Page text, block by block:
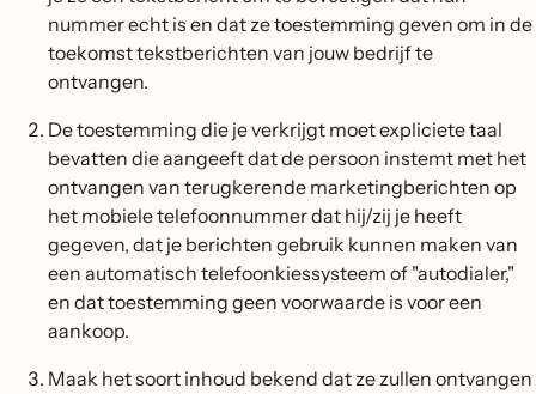
nummer echt is en dat ze toestemming geven om in de
toekomst tekstberichten van jouw bedrijf te
ontvangen.
De toestemming die je verkrijgt moet expliciete taal
bevatten die aangeeft dat de persoon instemt met het
ontvangen van terugkerende marketingberichten op
het mobiele telefoonnummer dat hij/zij je heeft
gegeven, dat je berichten gebruik kunnen maken van
een automatisch telefoonkiessysteem of "autodialer,"
en dat toestemming geen voorwaarde is voor een
aankoop.
Maak het soort inhoud bekend dat ze zullen ontvangen